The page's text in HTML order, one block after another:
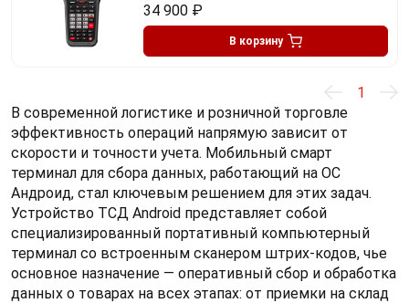
В корзину
34 900 ₽
1
В современной логистике и розничной торговле
эффективность операций напрямую зависит от
скорости и точности учета. Мобильный смарт
терминал для сбора данных, работающий на ОС
Андроид, стал ключевым решением для этих задач.
Устройство ТСД Android представляет собой
специализированный портативный компьютерный
терминал со встроенным сканером штрих-кодов, чье
основное назначение — оперативный сбор и обработка
данных о товарах на всех этапах: от приемки на склад